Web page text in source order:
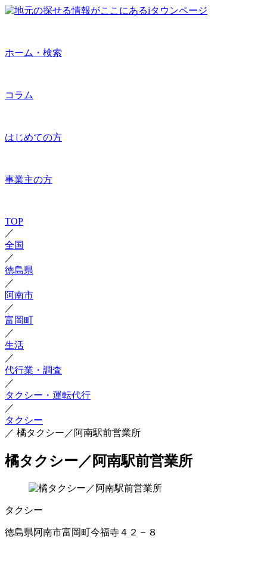
ホーム・検索
コラム
はじめての方
事業主の方
TOP
／
全国
／
徳島県
／
阿南市
／
富岡町
／
生活
／
代行業・調査
／
タクシー・運転代行
／
タクシー
／ 橘タクシー／阿南駅前営業所
橘タクシー／阿南駅前営業所
タクシー
徳島県阿南市富岡町今福寺４２－８